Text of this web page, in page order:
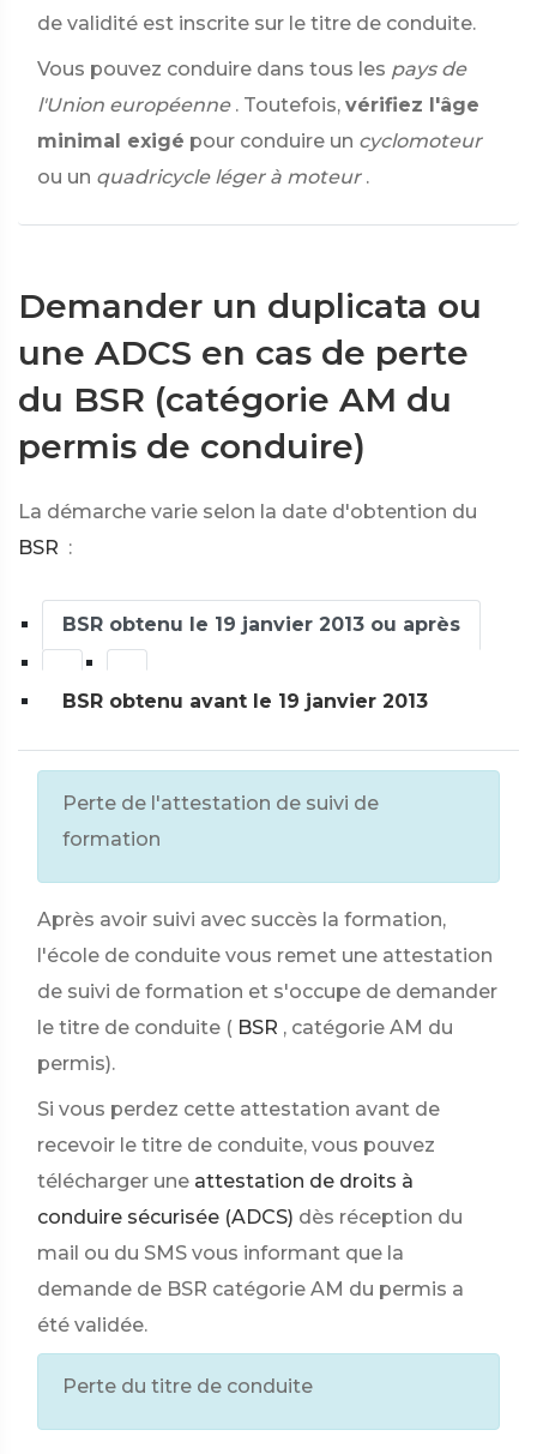
de validité est inscrite sur le titre de conduite.
Vous pouvez conduire dans tous les pays de
l'Union européenne . Toutefois, vérifiez l'âge
minimal exigé pour conduire un cyclomoteur
ou un quadricycle léger à moteur .
Demander un duplicata ou
une ADCS en cas de perte
du BSR (catégorie AM du
permis de conduire)
La démarche varie selon la date d'obtention du
BSR :
BSR obtenu le 19 janvier 2013 ou après
BSR obtenu avant le 19 janvier 2013
Perte de l'attestation de suivi de
formation
Après avoir suivi avec succès la formation,
l'école de conduite vous remet une attestation
de suivi de formation et s'occupe de demander
le titre de conduite ( BSR , catégorie AM du
permis).
Si vous perdez cette attestation avant de
recevoir le titre de conduite, vous pouvez
télécharger une attestation de droits à
conduire sécurisée (ADCS) dès réception du
mail ou du SMS vous informant que la
demande de BSR catégorie AM du permis a
été validée.
Perte du titre de conduite